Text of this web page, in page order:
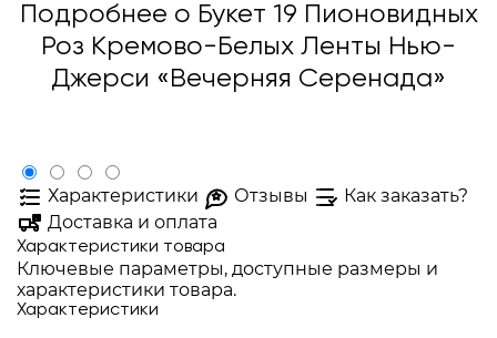
Подробнее о Букет 19 Пионовидных
Роз Кремово-Белых Ленты Нью-
Джерси «Вечерняя Серенада»
Характеристики Отзывы
Как заказать?
Доставка и оплата
Характеристики товара
Ключевые параметры, доступные размеры и
характеристики товара.
Характеристики